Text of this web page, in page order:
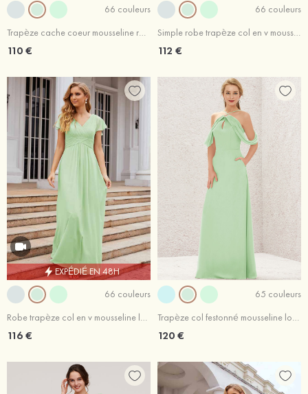
66 couleurs
Trapèze cache coeur mousseline ras du sol robe de demoiselle d'honneur fendue
110 €
66 couleurs
Simple robe trapèze col en v mousseline longueur ras du sol robe de demoiselle d'honneur avec fendu
112 €
EXPÉDIÉ EN 48H
66 couleurs
Robe trapèze col en v mousseline longueur ras du sol robe de demoiselle d'honneur avec plissé
116 €
65 couleurs
Trapèze col festonné mousseline longueur ras du sol robe de demoiselle d'honneur avec poches
120 €